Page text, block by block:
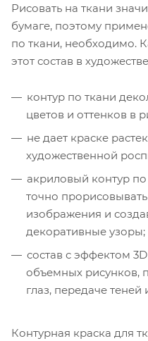
Рисовать на ткани
бумаге, поэтому
по ткани, необходимо.
этот состав в
контур по ткани
цветов и оттенков в
не дает краске
художественной
акриловый контур по
точно
изображения и
декоративные узоры;
состав с эффектом
объемных рисунков,
глаз, передаче теней
Контурная краска для